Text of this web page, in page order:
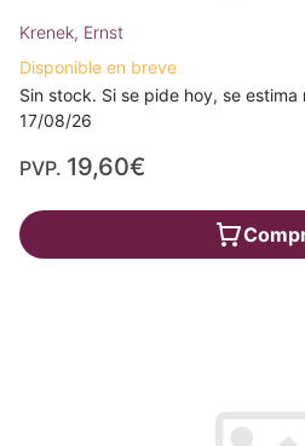
Krenek, Ernst
Disponible en breve
Sin stock. Si se pide hoy, se
17/08/26
PVP. 19,60€